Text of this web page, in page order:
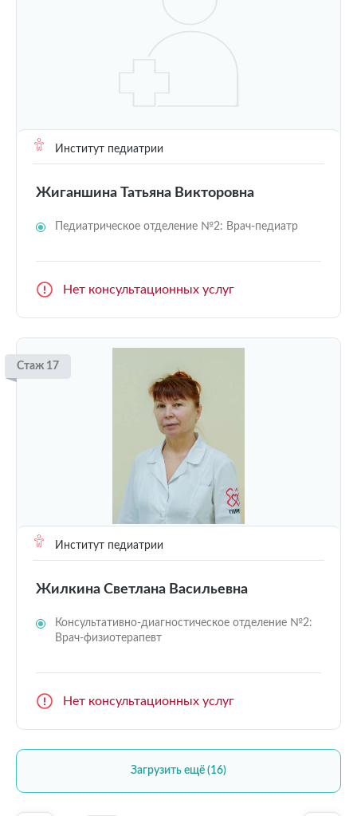
Институт педиатрии
Жиганшина Татьяна Викторовна
Педиатрическое отделение №2: Врач-педиатр
Нет консультационных услуг
Стаж 17
Институт педиатрии
Жилкина Светлана Васильевна
Консультативно-диагностическое отделение №2:
Врач-физиотерапевт
Нет консультационных услуг
Загрузить ещё (16)